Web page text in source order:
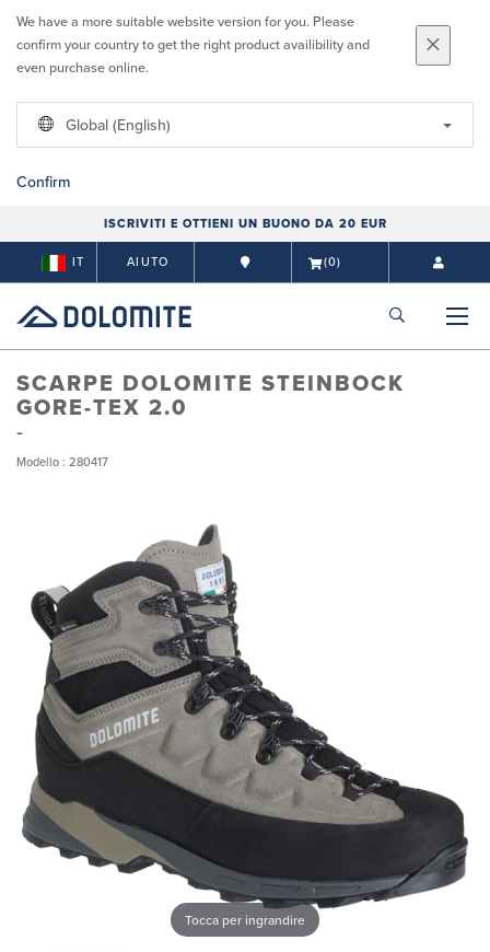
We have a more suitable website version for you. Please
confirm your country to get the right product availibility and
even purchase online.
Global (English)
Confirm
ISCRIVITI E OTTIENI UN BUONO DA 20 EUR
IT AIUTO (0)
SCARPE DOLOMITE STEINBOCK
GORE-TEX 2.0
Modello : 280417
Tocca per ingrandire